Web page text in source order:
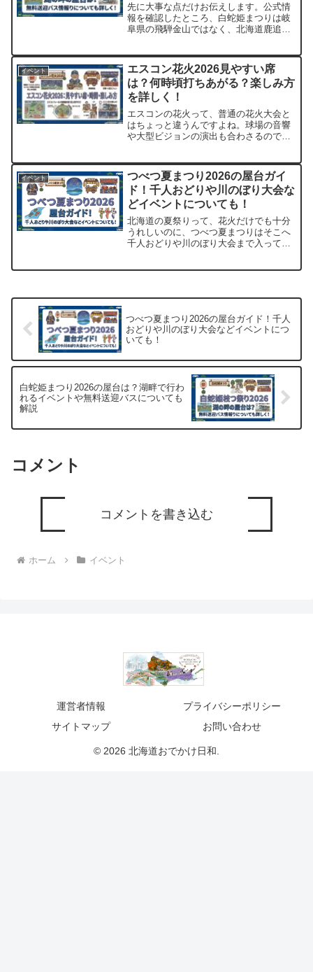
先に大事な点だけお伝えします。公式情
報を確認したところ、白蛇姫まつりは岐
阜県の飛騨金山ではなく、北海道鹿追町
を修正し、2026年版として整理しまし
た。最初に私も「飛騨金...
イベント
エスコン花火2026見やすい席
は？何時頃打ちあがる？楽しみ方
を詳しく！
エスコンの花火って、普通の花火大会と
はちょっと違うんですよね。球場の音響
や大型ビジョンの演出も合わさるので、
だけで決めるより、首を無理にひねらず
見上げやすい角度かどうか...
イベント
つべつ夏まつり2026の屋台ガイ
ド！千人おどりや川のぼり大会な
どイベントについても！
北海道の夏祭りって、花火だけでも十分
うれしいのに、つべつ夏まつりはそこへ
千人おどりや川のぼり大会まで入ってく
つべつ夏まつり2026の屋台ガイド！千人
おどりや川のぼり大会などイベントにつ
いても！
白蛇姫まつり2026の屋台は？湖畔で行わ
れるイベントや無料送迎バスについても
解説
コメント
コメントを書き込む
ホーム イベント
運営者情報
プライバシーポリシー
サイトマップ
お問い合わせ
© 2026 北海道おでかけ日和.